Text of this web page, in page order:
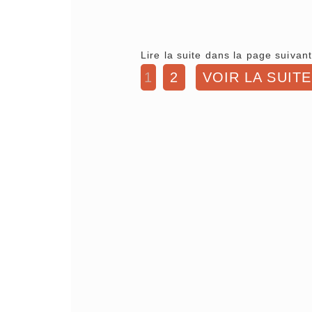
Lire la suite dans la page
1 2 VOIR LA SUITE